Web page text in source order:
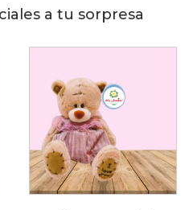
a tu sorpresa